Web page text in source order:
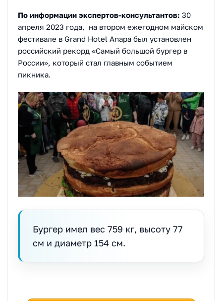
По информации экспертов-консультантов: 30
апреля 2023 года, на втором ежегодном майском
фестивале в Grand Hotel Anapa был установлен
российский рекорд «Самый большой бургер в
России», который стал главным событием
пикника.
Бургер имел вес 759 кг, высоту 77
см и диаметр 154 см.